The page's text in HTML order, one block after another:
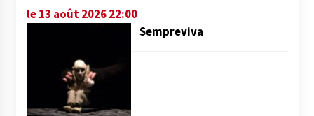
le 13 août 2026 22:00
Sempreviva